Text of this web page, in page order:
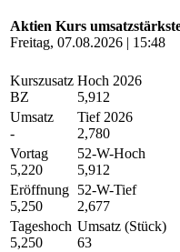
Aktien Kurs
Freitag, 07.08.2026 | 15:48
Kurszusatz
BZ
Hoch 2026
5,912
Umsatz
-
Tief 2026
2,780
Vortag
5,220
52-W-Hoch
5,912
Eröffnung
5,250
52-W-Tief
2,677
Tageshoch
5,250
Umsatz (Stück)
63